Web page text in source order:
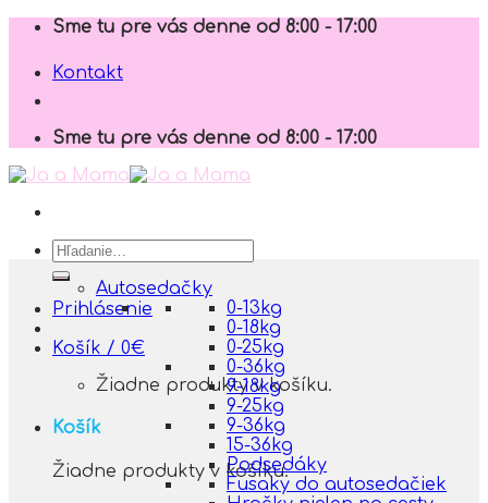
Skip
content
Sme tu pre vás denne od 8:00 - 17:00
Kontakt
Sme tu pre vás denne od 8:00 - 17:00
Hľadať:
Prihlásenie
Košík / 0€
Žiadne produkty v košíku.
Košík
Žiadne produkty v košíku.
Autosedačky
0-13kg
0-18kg
0-25kg
0-36kg
9-18kg
9-25kg
9-36kg
15-36kg
Podsedáky
Fusaky do autosedačiek